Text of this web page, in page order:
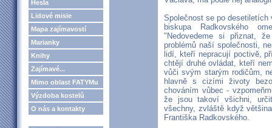
Hesla
Lidové misie
Mapa zajímavostí
Marianky
Knihy
Zajímavé...
Mimo oblast FATYMu
Výzdoba kostelů
O nás a kontakty
Společnost se po
biskupa Radkovského
"Nedovedeme si přiznat,
problémů naší společnosti,
lidí, kteří nepracují poctivě,
chtějí druhé ovládat, kteří
vůči svým starým rodičům,
hlavně s cizími životy
chováním vůbec -
že jsou takoví všichni,
všechny, zvláště když
Františka Radkovského.